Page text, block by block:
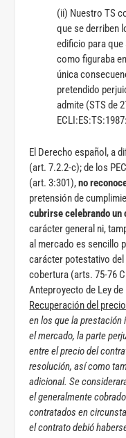
(ii) Nuestro TS
que se derriben
edificio para
como figuraba
única
pretendido
admite (STS de
El Derecho español, a
(art. 7.2.2-c); de los
(art. 3:301),no
pretensión de
cubrirse celebrando
carácter general ni,
al mercado es sencillo
carácter potestativo
cobertura (arts. 75-76
Anteproyecto de Ley
Recuperación del
en los que la prestación
el mercado, la parte
entre el precio del
resolución, así como
adicional. Se
el generalmente
contratados en
el contrato debió